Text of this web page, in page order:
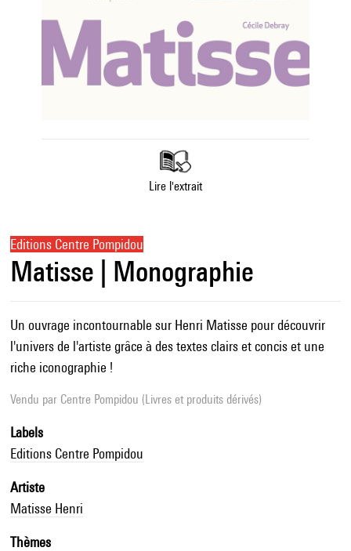
Lire l'extrait
Editions Centre Pompidou
Matisse | Monographie
Un ouvrage incontournable sur Henri Matisse pour découvrir
l'univers de l'artiste grâce à des textes clairs et concis et une
riche iconographie !
Vendu par Centre Pompidou (Livres et produits dérivés)
Labels
Editions Centre Pompidou
Artiste
Matisse Henri
Thèmes